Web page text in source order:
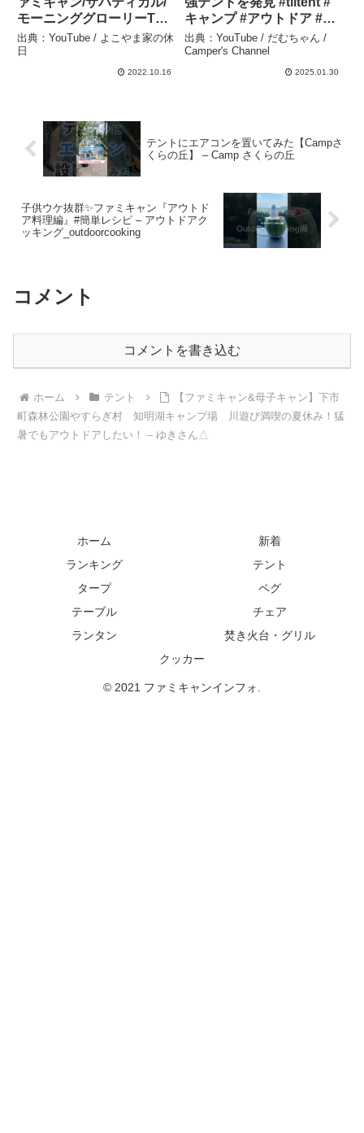
モーニンググローリーTC –
よこやま家の休日
出典：YouTube / よこやま家の休
日
2022.10.16
キャンプ #アウトドア #グ
ルキャン #ファミキャン –
だむちゃん / Camper’s
出典：YouTube / だむちゃん /
Camper's Channel
2025.01.30
テントにエアコンを置いてみた【Campさ
くらの丘】 – Camp さくらの丘
子供ウケ抜群✨ファミキャン『アウトド
ア料理編』#簡単レシピ – アウトドアク
ッキング_outdoorcooking
コメント
コメントを書き込む
ホーム テント
【ファミキャン&母子キャン】下市
町森林公園やすらぎ村 知明湖キャンプ場 川遊び満喫の夏休み！猛
暑でもアウトドアしたい！ – ゆきさん△
ホーム
新着
ランキング
テント
タープ
ペグ
テーブル
チェア
ランタン
焚き火台・グリル
クッカー
© 2021 ファミキャンインフォ.